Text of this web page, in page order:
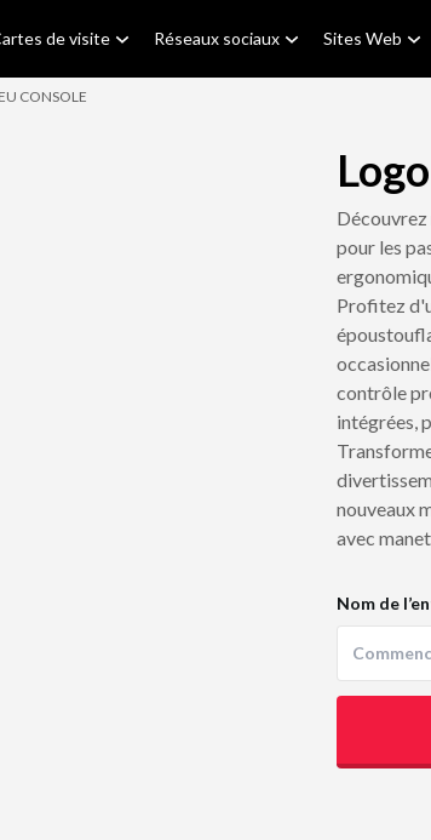
de visite Réseaux sociaux Sites Web
CONSOLE
Découvrez
pour les
Profitez
contrôle
intégrées,
nouveaux
avec
Nom de